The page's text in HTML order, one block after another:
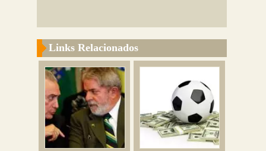
Links Relacionados